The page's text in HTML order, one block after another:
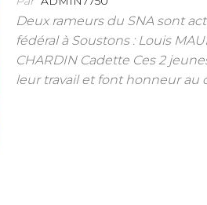
Deux rameurs du SNA sont
fédéral à Soustons : Louis
CHARDIN Cadette Ces 2
leur travail et font honneur au